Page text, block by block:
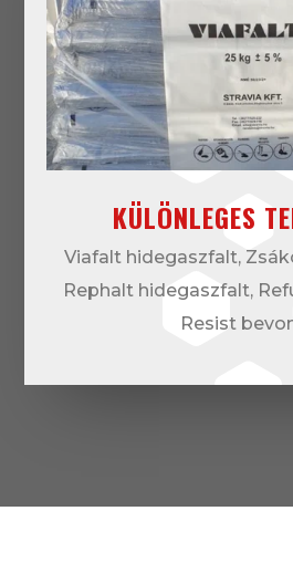
KÜLÖNLEGES
Viafalt hidegaszfalt,
Rephalt hidegaszfalt,
Resist